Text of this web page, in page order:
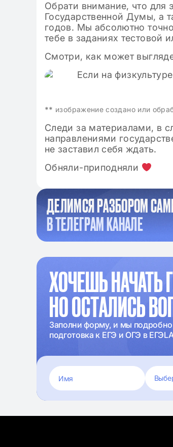
Обрати внимание, что для
Государственной Думы, а
годов. Мы абсолютно
тебе в заданиях тестовой
Смотри, как может
** изображение создано или
Следи за материалами, в
направлениями
не заставил себя ждать.
Обняли-приподняли
ДЕЛИМСЯ РАЗБОРОМ
В ТЕЛЕГРАМ КАНАЛЕ
ХОЧЕШЬ НАЧАТЬ
НО ОСТАЛИСЬ
Заполни форму, и мы
подготовка к ЕГЭ и ОГЭ в